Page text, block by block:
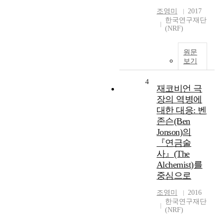
조영미
2017
한국연구재단
(NRF)
원문
보기
4
재코비언 극
장의 역병에
대한 대응: 벤
존슨(Ben
Jonson)의
『연금술
사』(The
Alchemist)를
중심으로
조영미
2016
한국연구재단
(NRF)